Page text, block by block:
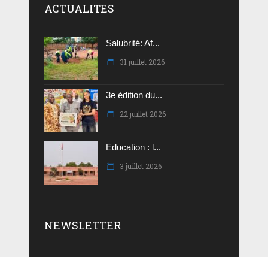
ACTUALITES
Salubrité: Af...
31 juillet 2026
3e édition du...
22 juillet 2026
Education : l...
3 juillet 2026
NEWSLETTER